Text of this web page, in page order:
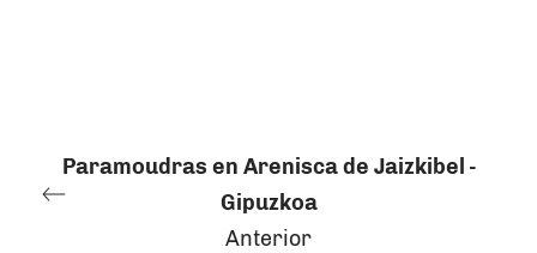
Paramoudras en Arenisca de Jaizkibel -
Gipuzkoa
Anterior